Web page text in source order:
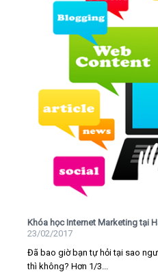
Khóa học Internet Marketing tại
23/02/2017
Đã bao giờ bạn tự hỏi tại sao
thì không? Hơn 1/3...